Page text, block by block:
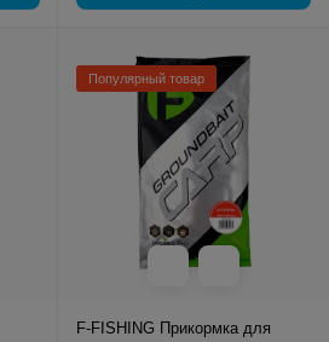
Популярный товар
F-FISHING Прикормка для